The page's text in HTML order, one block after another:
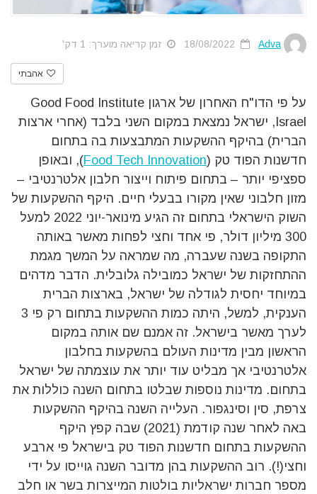
Adva זמן קריאה מוערך: 1 דק'
אהבתי
על פי הדו"ח האחרון של ארגון Good Food Institute
Israel, ישראל נמצאת במקום השני בלבד (אחרי ארצות
הברית) בהיקף ההשקעות המתבצעות בה בתחום
חדשנות הפוד טק (Food Tech Innovation), ובאופן
ספציפי יותר – בתחום פיתוח וייצור חלבון אלטרנטיבי –
מזון חלבוני שאין מקורו בבעלי חיים. היקף ההשקעות של
השוק הישראלי בתחום זה הגיע מינואר-יוני 2022 למעל
300 מיליון דולר, פי אחד וחצי לפחות מאשר באותה
התקופה בשנה שעברה, מה שמראה על המשך מגמת
ההתחזקות של ישראל כמובילה גלובלית. הדבר מדהים
במיוחד יחסית לגודלה של ישראל, בארצות הברית
הענקית, למשל, היתה כמות ההשקעות בתחום רק פי 3
לערך מאשר בישראל. זה אמנם שם אותה במקום
הראשון מבין מדינות העולם בהשקעות בחלבון
אלטרנטיבי אך מבליט עוד יותר את עוצמתה של ישראל
בתחום. מדינות נוספות שבלטו בתחום השנה כוללות את
צרפת, סין וסינגפור. העלייה השנה בהיקף ההשקעות
באה לאחר שנה קודמת (2021) שבה קפץ היקף
ההשקעות בתחום חדשנות הפוד טק בישראל פי ארבע
וחצי(!). רוב ההשקעות בהן מדובר השנה גוייסו על ידי
מספר חברות ישראליות בולטות המייצרות בשר או חלב